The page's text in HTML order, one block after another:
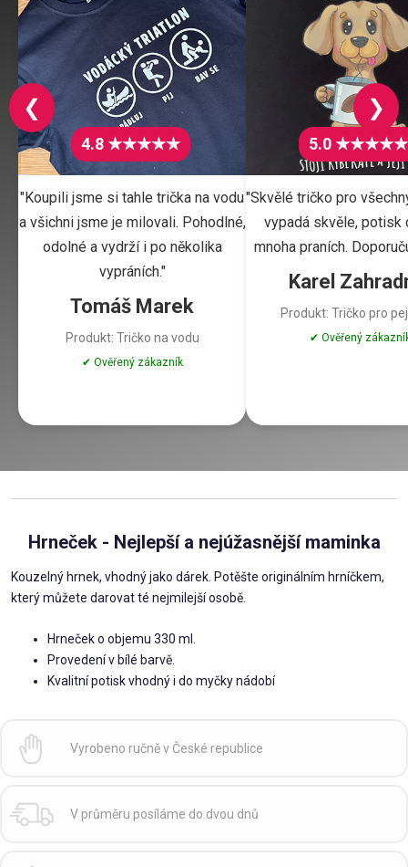
4.8 ★★★★★
"Koupili jsme si tahle trička na vodu
a všichni jsme je milovali. Pohodlné,
odolné a vydrží i po několika
vypráních."
Tomáš Marek
Produkt: Tričko na vodu
✔ Ověřený zákazník
5.0 ★★★★★
"Skvělé tričko pro
vypadá skvěle, potisk
mnoha praních.
Karel
Produkt: Tričko pro
✔ Ověřený
❮ ❯
Hrneček - Nejlepší a nejúžasnější maminka
Kouzelný hrnek, vhodný jako dárek. Potěšte originálním hrníčkem,
který můžete darovat té nejmilejší osobě.
Hrneček o objemu 330 ml.
Provedení v bílé barvě.
Kvalitní potisk vhodný i do myčky nádobí
Vyrobeno ručně v České republice
V průměru posíláme do dvou dnů